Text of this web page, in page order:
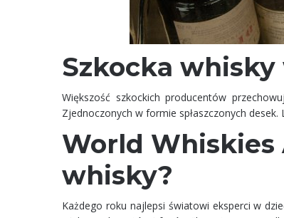
Szkocka
Większość szkockich producentów
Zjednoczonych w formie spłaszczonych
World Whiskies
whisky?
Każdego roku najlepsi światowi eksperci w